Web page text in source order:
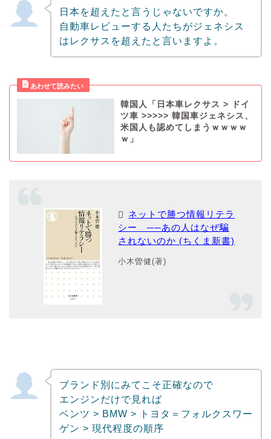
日本を超えたと言うじゃないですか。
自動車レビューする人たちがジェネシス
はレクサスを超えたと言いますよ。
韓国人「日本車レクサス > ドイ
ツ車 >>>>> 韓国車ジェネシス、
米国人も認めてしまうｗｗｗｗ
ｗ」
ネットで勝つ情報リテラ
シー ──あの人はなぜ騙
されないのか (ちくま新書)
小木曽健(著)
ブランド別にみてこそ正確なので
エンジンだけで見れば
ベンツ > BMW > トヨタ＝フォルクスワー
ゲン > 現代程度の順序